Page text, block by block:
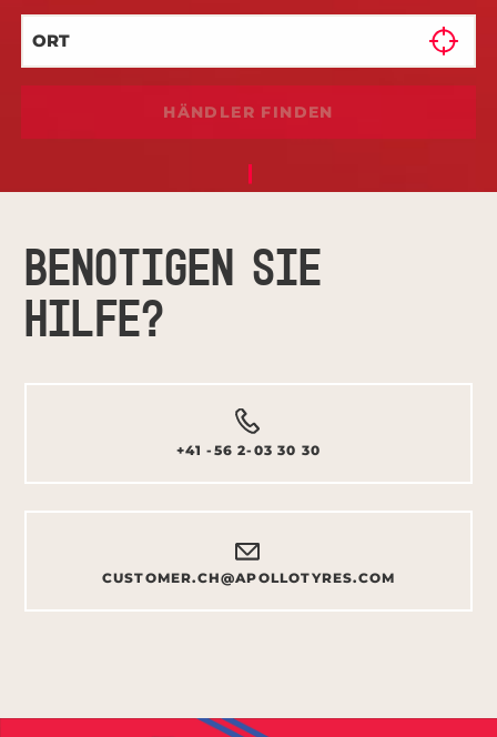
HÄNDLER FINDEN
BENÖTIGEN SIE
HILFE?
+41 -56 2-03 30 30
CUSTOMER.CH@APOLLOTYRES.COM